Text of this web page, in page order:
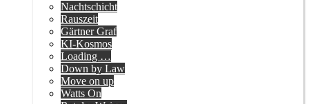
Nachtschicht
Rauszeit
Gärtner Graf
KI-Kosmos
Loading …
Down by Law
Move on up
Watts On